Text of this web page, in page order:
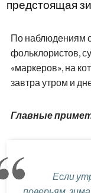
предстоящая
По наблюдениям
фольклористов,
«маркеров», на
завтра утром и
Главные
Если
поверьям,